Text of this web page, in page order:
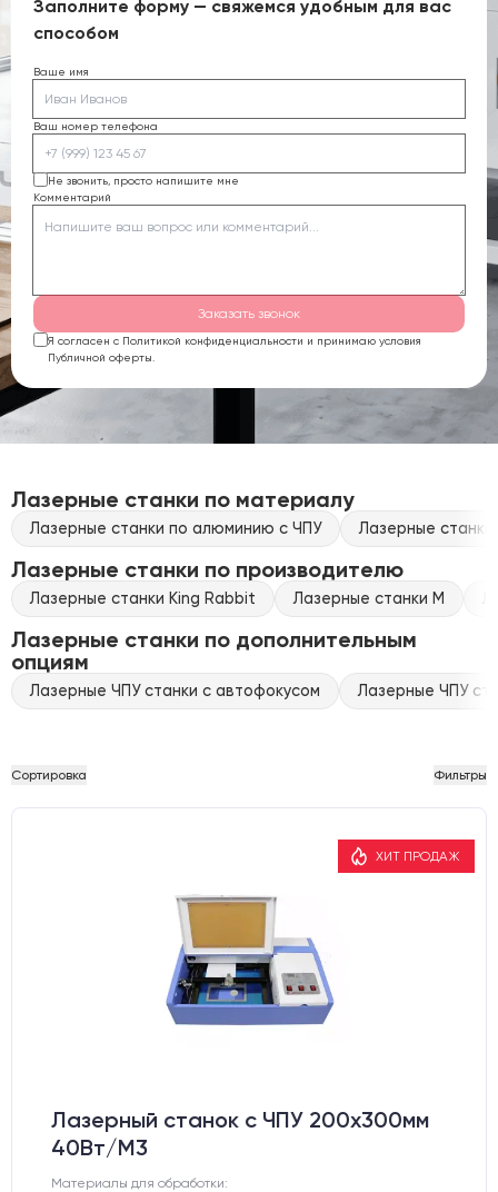
Заполните форму — свяжемся удобным для вас
способом
Ваше имя
Ваш номер телефона
Не звонить, просто напишите мне
Комментарий
Заказать звонок
Я согласен с Политикой конфиденциальности и принимаю условия
Публичной оферты.
Лазерные станки по материалу
Лазерные станки по алюминию с ЧПУ Лазерные
Лазерные станки по производителю
Лазерные станки King Rabbit Лазерные станки M
Лазерные станки по дополнительным
опциям
Лазерные ЧПУ станки с автофокусом Лазерные ЧПУ
Сортировка Фильтры
ХИТ ПРОДАЖ
Лазерный станок c ЧПУ 200х300мм
40Вт/М3
Материалы для обработки: